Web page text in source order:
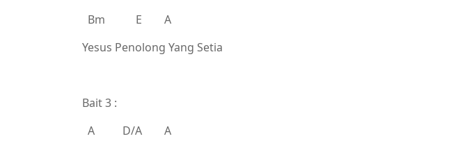
Bm E A
Yesus Penolong Yang Setia
Bait 3 :
A D/A A